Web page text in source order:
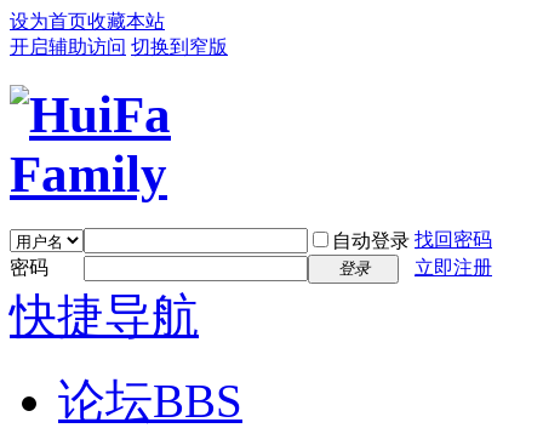
设为首页收藏本站
开启辅助访问 切换到窄版
自动登录 找回密码
密码
登录 立即注册
快捷导航
论坛BBS